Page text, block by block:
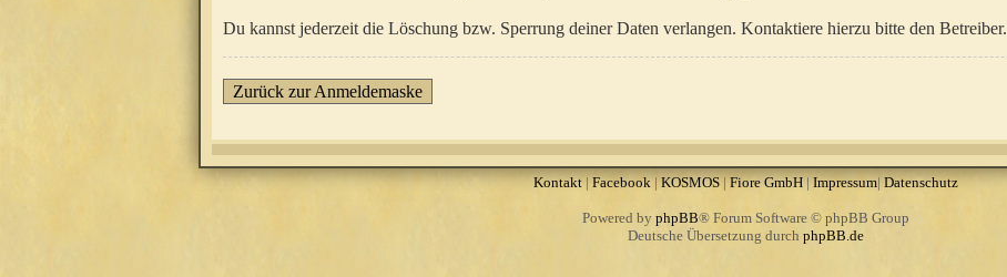
Du kannst jederzeit die Löschung bzw. Sperrung deiner Daten verlangen. Kontaktiere hierzu bitte den Betreiber.
Zurück zur Anmeldemaske
Kontakt| Facebook|KOSMOS| Fiore GmbH| Impressum|Datenschutz
Powered by phpBB® Forum Software © phpBB Group
Deutsche Übersetzung durch phpBB.de